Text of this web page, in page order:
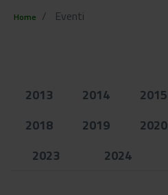
Home Eventi
2013 2014 2015
2018
2019 2020
2023
2024